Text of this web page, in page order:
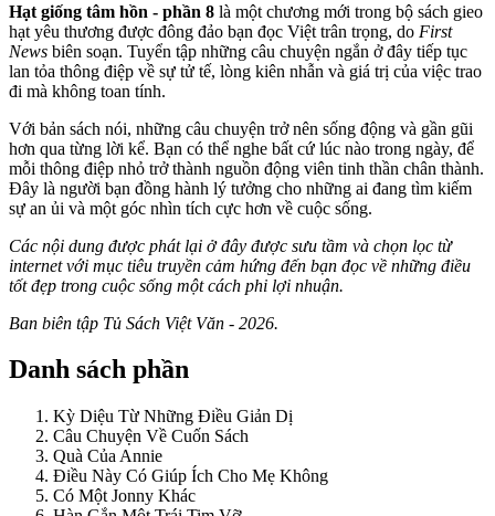
Hạt giống tâm hồn - phần 8 là một chương mới trong bộ sách gieo
hạt yêu thương được đông đảo bạn đọc Việt trân trọng, do First
News biên soạn. Tuyển tập những câu chuyện ngắn ở đây tiếp tục
lan tỏa thông điệp về sự tử tế, lòng kiên nhẫn và giá trị của việc trao
đi mà không toan tính.
Với bản sách nói, những câu chuyện trở nên sống động và gần gũi
hơn qua từng lời kể. Bạn có thể nghe bất cứ lúc nào trong ngày, để
mỗi thông điệp nhỏ trở thành nguồn động viên tinh thần chân thành.
Đây là người bạn đồng hành lý tưởng cho những ai đang tìm kiếm
sự an ủi và một góc nhìn tích cực hơn về cuộc sống.
Các nội dung được phát lại ở đây được sưu tầm và chọn lọc từ
internet với mục tiêu truyền cảm hứng đến bạn đọc về những điều
tốt đẹp trong cuộc sống một cách phi lợi nhuận.
Ban biên tập Tủ Sách Việt Văn - 2026.
Danh sách phần
Kỳ Diệu Từ Những Điều Giản Dị
Câu Chuyện Về Cuốn Sách
Quà Của Annie
Điều Này Có Giúp Ích Cho Mẹ Không
Có Một Jonny Khác